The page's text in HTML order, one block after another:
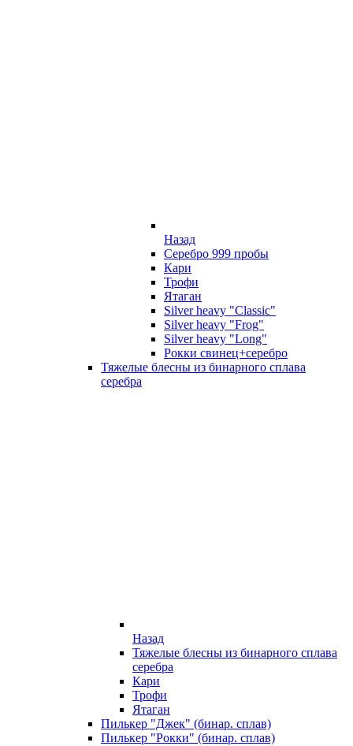
Назад
Серебро 999 пробы
Кари
Трофи
Ятаган
Silver heavy "Classic"
Silver heavy "Frog"
Silver heavy "Long"
Рокки свинец+серебро
Тяжелые блесны из бинарного сплава
серебра
Назад
Тяжелые блесны из бинарного сплава
серебра
Кари
Трофи
Ятаган
Пилькер "Джек" (бинар. сплав)
Пилькер "Рокки" (бинар. сплав)